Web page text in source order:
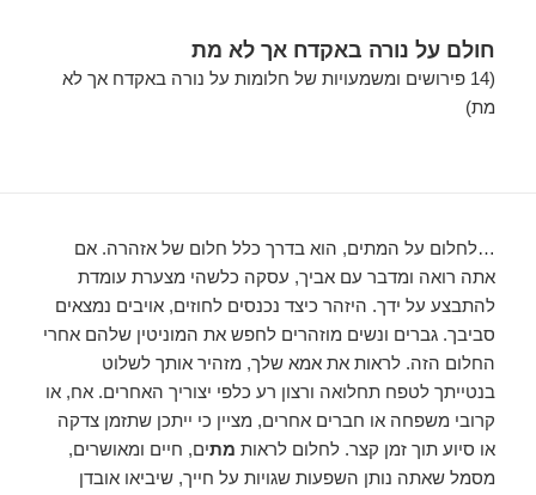
חולם על נורה באקדח אך לא מת
(14 פירושים ומשמעויות של חלומות על נורה באקדח אך לא
מת)
…לחלום על המתים, הוא בדרך כלל חלום של אזהרה. אם
אתה רואה ומדבר עם אביך, עסקה כלשהי מצערת עומדת
להתבצע על ידך. היזהר כיצד נכנסים לחוזים, אויבים נמצאים
סביבך. גברים ונשים מוזהרים לחפש את המוניטין שלהם אחרי
החלום הזה. לראות את אמא שלך, מזהיר אותך לשלוט
בנטייתך לטפח תחלואה ורצון רע כלפי יצוריך האחרים. אח, או
קרובי משפחה או חברים אחרים, מציין כי ייתכן שתזמן צדקה
או סיוע תוך זמן קצר. לחלום לראות מתים, חיים ומאושרים,
מסמל שאתה נותן השפעות שגויות על חייך, שיביאו אובדן